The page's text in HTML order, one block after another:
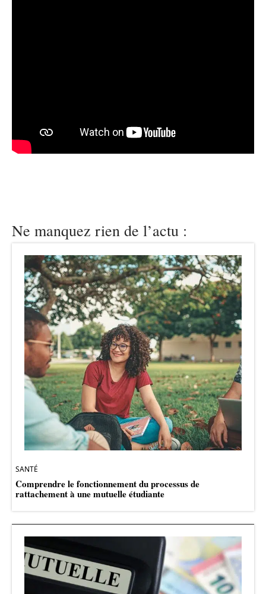
Ne manquez rien de l’actu :
SANTÉ
Comprendre le fonctionnement du processus de
rattachement à une mutuelle étudiante